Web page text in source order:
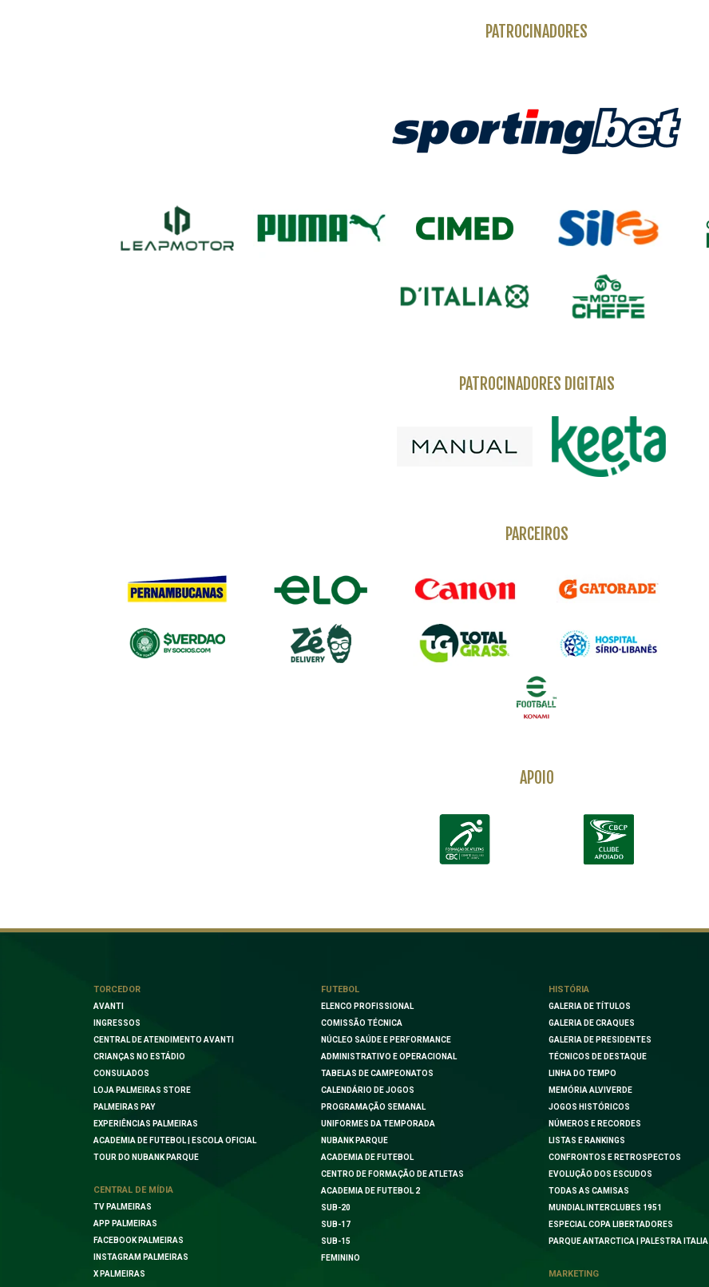
PATROCINADORES
PATROCINADORES DIGITAIS
PARCEIROS
APOIO
TORCEDOR
AVANTI
INGRESSOS
CENTRAL DE ATENDIMENTO AVANTI
CRIANÇAS NO ESTÁDIO
CONSULADOS
LOJA PALMEIRAS STORE
PALMEIRAS PAY
EXPERIÊNCIAS PALMEIRAS
ACADEMIA DE FUTEBOL | ESCOLA OFICIAL
TOUR DO NUBANK PARQUE
CENTRAL DE MÍDIA
TV PALMEIRAS
APP PALMEIRAS
FACEBOOK PALMEIRAS
INSTAGRAM PALMEIRAS
X PALMEIRAS
FUTEBOL
ELENCO PROFISSIONAL
COMISSÃO TÉCNICA
NÚCLEO SAÚDE E PERFORMANCE
ADMINISTRATIVO E OPERACIONAL
TABELAS DE CAMPEONATOS
CALENDÁRIO DE JOGOS
PROGRAMAÇÃO SEMANAL
UNIFORMES DA TEMPORADA
NUBANK PARQUE
ACADEMIA DE FUTEBOL
CENTRO DE FORMAÇÃO DE ATLETAS
ACADEMIA DE FUTEBOL 2
SUB-20
SUB-17
SUB-15
FEMININO
HISTÓRIA
GALERIA DE TÍTULOS
GALERIA DE CRAQUES
GALERIA DE PRESIDENTES
TÉCNICOS DE DESTAQUE
LINHA DO TEMPO
MEMÓRIA ALVIVERDE
JOGOS HISTÓRICOS
NÚMEROS E RECORDES
LISTAS E RANKINGS
CONFRONTOS E RETROSPECTOS
EVOLUÇÃO DOS ESCUDOS
TODAS AS CAMISAS
MUNDIAL INTERCLUBES 1951
ESPECIAL COPA LIBERTADORES
PARQUE ANTARCTICA | PALESTRA ITALIA
MARKETING